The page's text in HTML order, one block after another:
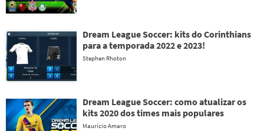
Dream League Soccer: kits do Corinthians
para a temporada 2022 e 2023!
Stephen Rhoton
Dream League Soccer: como atualizar os
kits 2020 dos times mais populares
Maurício Amaro